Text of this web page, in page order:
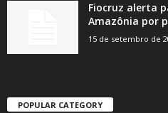
Fiocruz alerta
Amazônia por
15 de setembro de
POPULAR CATEGORY